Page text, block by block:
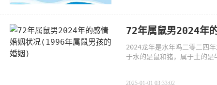
72年属鼠男2024年
2024龙年是水年吗二零二四
于水的是鼠和猪，属于土的
2025-01-01 03:33:02